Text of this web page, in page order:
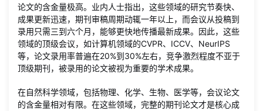
论文的含金量极高。业内人士指出，这些领域的研究节奏快、
成果更新迅速，期刊审稿周期动辄一年以上，而会议从投稿到
录用只需三到六个月，能够更快地传播最新成果。因此，这些
领域的顶级会议，如计算机领域的CVPR、ICCV、NeurIPS
等，论文录用率普遍在20%到30%左右，竞争激烈程度不亚于
顶级期刊，被录用的论文被视为重要的学术成果。
在自然科学领域，包括物理、化学、生物、医学等，会议论文
的含金量相对有限。在这些领域，完整的期刊论文才是核心成